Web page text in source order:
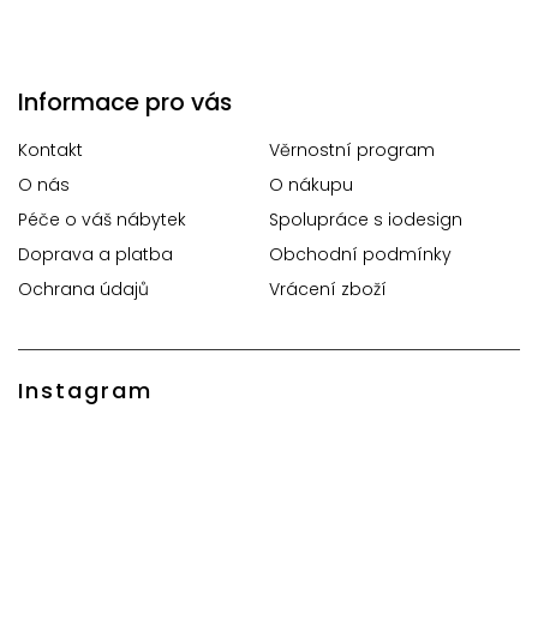
Informace pro vás
Kontakt
Věrnostní program
O nás
O nákupu
Péče o váš nábytek
Spolupráce s iodesign
Doprava a platba
Obchodní podmínky
Ochrana údajů
Vrácení zboží
Instagram